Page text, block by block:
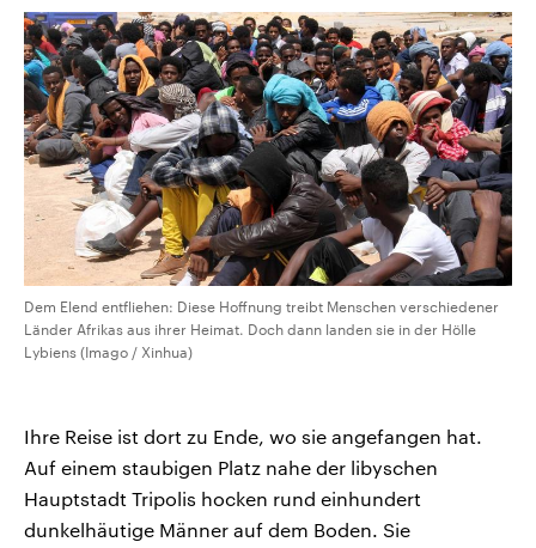
Dem Elend entfliehen: Diese Hoffnung treibt Menschen verschiedener
Länder Afrikas aus ihrer Heimat. Doch dann landen sie in der Hölle
Lybiens (Imago / Xinhua)
Ihre Reise ist dort zu Ende, wo sie angefangen hat.
Auf einem staubigen Platz nahe der libyschen
Hauptstadt Tripolis hocken rund einhundert
dunkelhäutige Männer auf dem Boden. Sie